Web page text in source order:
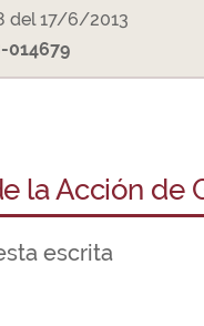
del 17/6/2013
014679
la Acción de
escrita